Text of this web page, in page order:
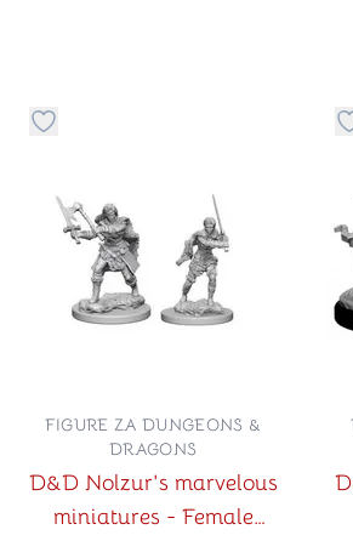
Dugme za dodavanje stvari u
D&D Nolzur's marvelous
miniatures - Female
FIGURE ZA DUNGEONS &
DRAGONS